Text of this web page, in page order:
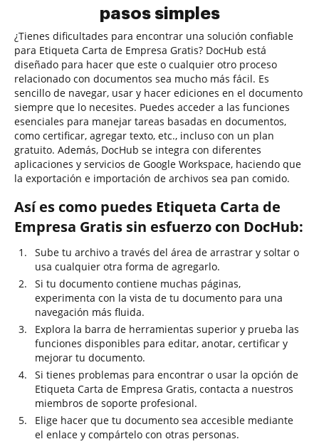
pasos simples
¿Tienes dificultades para encontrar una solución confiable
para Etiqueta Carta de Empresa Gratis? DocHub está
diseñado para hacer que este o cualquier otro proceso
relacionado con documentos sea mucho más fácil. Es
sencillo de navegar, usar y hacer ediciones en el documento
siempre que lo necesites. Puedes acceder a las funciones
esenciales para manejar tareas basadas en documentos,
como certificar, agregar texto, etc., incluso con un plan
gratuito. Además, DocHub se integra con diferentes
aplicaciones y servicios de Google Workspace, haciendo que
la exportación e importación de archivos sea pan comido.
Así es como puedes Etiqueta Carta de
Empresa Gratis sin esfuerzo con DocHub:
Sube tu archivo a través del área de arrastrar y soltar o
usa cualquier otra forma de agregarlo.
Si tu documento contiene muchas páginas,
experimenta con la vista de tu documento para una
navegación más fluida.
Explora la barra de herramientas superior y prueba las
funciones disponibles para editar, anotar, certificar y
mejorar tu documento.
Si tienes problemas para encontrar o usar la opción de
Etiqueta Carta de Empresa Gratis, contacta a nuestros
miembros de soporte profesional.
Elige hacer que tu documento sea accesible mediante
el enlace y compártelo con otras personas.